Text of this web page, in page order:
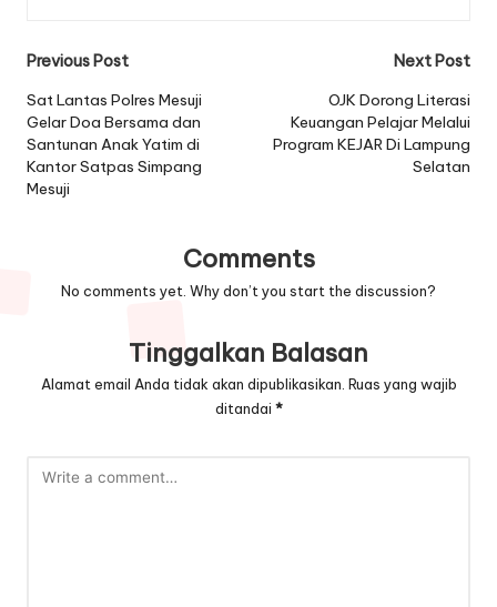
Post
navigation
Previous Post
Sat Lantas Polres Mesuji
Gelar Doa Bersama dan
Santunan Anak Yatim di
Kantor Satpas Simpang
Mesuji
Next Post
OJK Dorong Literasi
Keuangan Pelajar Melalui
Program KEJAR Di Lampung
Selatan
Comments
No comments yet. Why don’t you start the discussion?
Tinggalkan Balasan
Alamat email Anda tidak akan dipublikasikan. Ruas yang wajib
ditandai *